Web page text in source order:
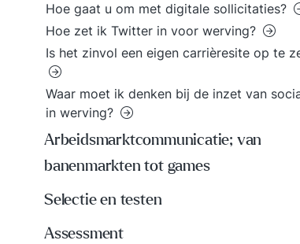
Hoe gaat u om met digitale sollicitaties?
Hoe zet ik Twitter in voor werving?
Is het zinvol een eigen carrièresite op te
Waar moet ik denken bij de inzet van
in werving?
Arbeidsmarktcommunicatie; van
banenmarkten tot games
Selectie en testen
Assessment